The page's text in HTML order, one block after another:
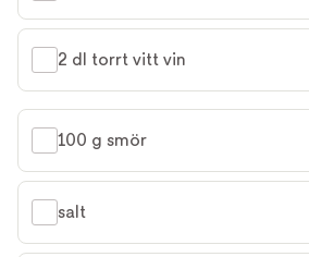
2 dl torrt vitt vin
100 g smör
salt